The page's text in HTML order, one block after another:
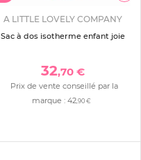
A LITTLE LOVELY COMPANY
Sac à dos isotherme enfant joie
32,70 €
Prix de vente conseillé par la
marque :42,90 €